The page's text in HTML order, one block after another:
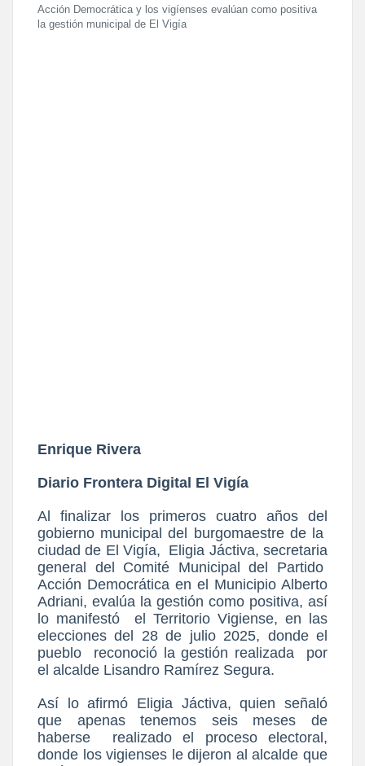
Acción Democrática y los vigíenses evalúan como positiva
la gestión municipal de El Vigía
Enrique Rivera
Diario Frontera Digital El Vigía
Al finalizar los primeros cuatro años del
gobierno municipal del burgomaestre de la
ciudad de El Vigía, Eligia Jáctiva, secretaria
general del Comité Municipal del Partido
Acción Democrática en el Municipio Alberto
Adriani, evalúa la gestión como positiva, así
lo manifestó
el Territorio Vigiense, en las
elecciones del 28 de julio 2025, donde el
pueblo
reconoció la gestión realizada
por
el alcalde Lisandro Ramírez Segura.
Así lo afirmó Eligia Jáctiva, quien señaló
que apenas tenemos seis meses de
haberse
realizado el proceso electoral,
donde los vigienses le dijeron al alcalde que